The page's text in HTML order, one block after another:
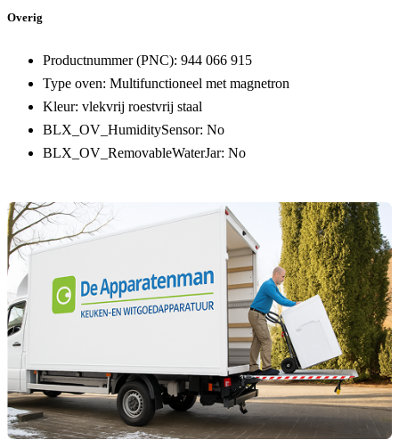
Overig
Productnummer (PNC): 944 066 915
Type oven: Multifunctioneel met magnetron
Kleur: vlekvrij roestvrij staal
BLX_OV_HumiditySensor: No
BLX_OV_RemovableWaterJar: No